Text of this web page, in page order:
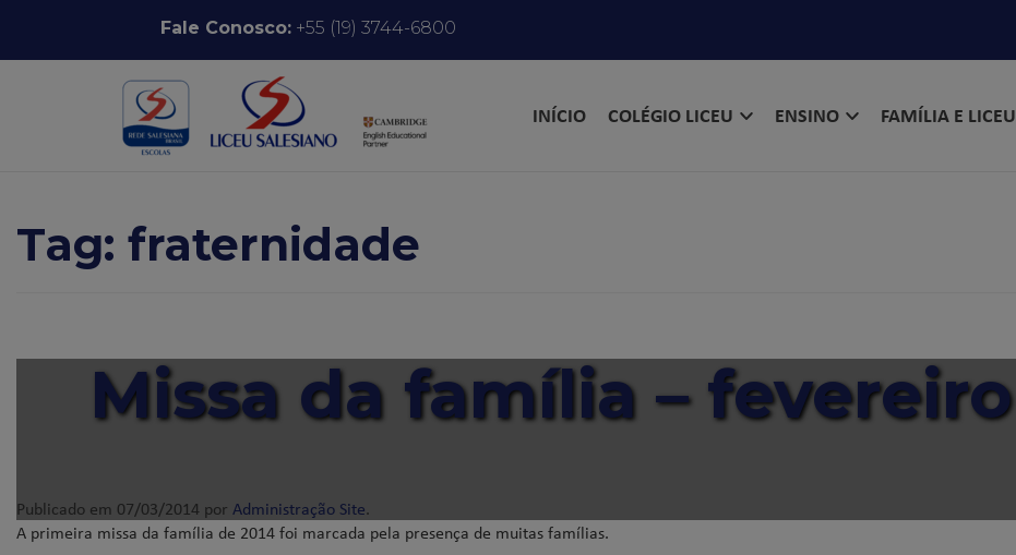
Pular para o conteúdoFale Conosco:+55 (19) 3744-6800
INÍCIO COLÉGIO LICEU ENSINO FAMÍLIA E LICEU
Tag: fraternidade
Missa da família – fevereiro
Publicado em 07/03/2014 por Administração Site.
A primeira missa da família de 2014 foi marcada pela presença de muitas famílias.